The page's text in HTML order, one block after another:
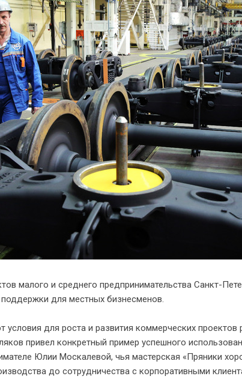
малого и среднего предпринимательства Санкт-
для местных бизнесменов.
условия для роста и развития коммерческих
привел конкретный пример успешного
Юлии Москалевой, чья мастерская «Пряники
до сотрудничества с корпоративными